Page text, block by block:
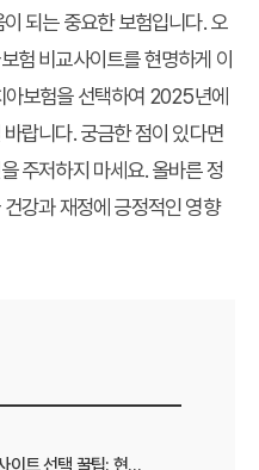
되는 중요한 보험입니다. 오
험 비교사이트를 현명하게 이
보험을 선택하여 2025년에
랍니다. 궁금한 점이 있다면
주저하지 마세요. 올바른 정
강과 재정에 긍정적인 영향
2024년 최신! 치아보험 비교사이트 선택 꿀팁: 현명한 가입 전략 완벽 분석